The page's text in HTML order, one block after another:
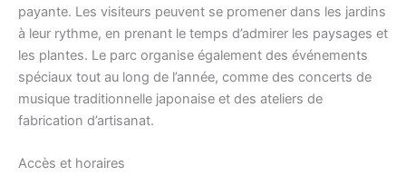
payante. Les visiteurs peuvent se promener dans les jardins
à leur rythme, en prenant le temps d’admirer les paysages et
les plantes. Le parc organise également des événements
spéciaux tout au long de l’année, comme des concerts de
musique traditionnelle japonaise et des ateliers de
fabrication d’artisanat.
Accès et horaires